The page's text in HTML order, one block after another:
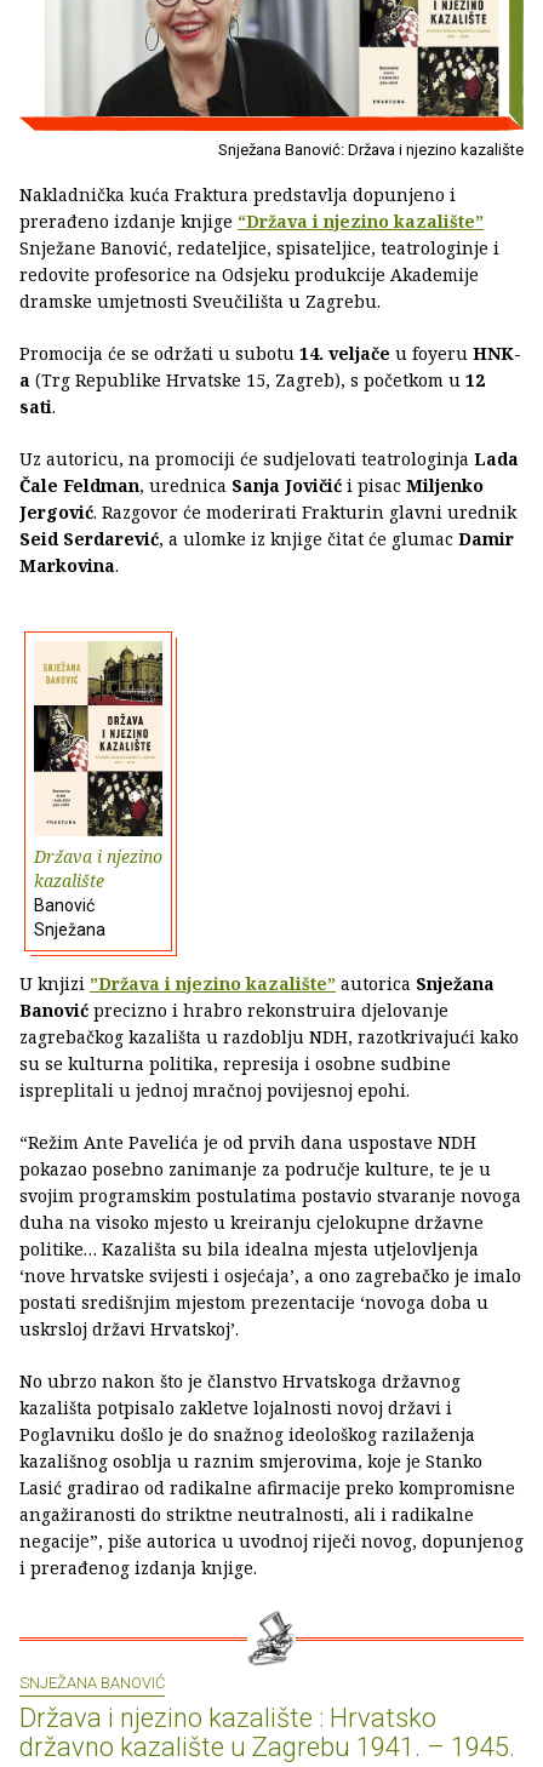
Snježana Banović: Država i njezino kazalište
Nakladnička kuća Fraktura predstavlja dopunjeno i
prerađeno izdanje knjige “Država i njezino kazalište”
Snježane Banović, redateljice, spisateljice, teatrologinje i
redovite profesorice na Odsjeku produkcije Akademije
dramske umjetnosti Sveučilišta u Zagrebu.
Promocija će se održati u subotu 14. veljače u foyeru HNK-
a (Trg Republike Hrvatske 15, Zagreb), s početkom u 12
sati.
Uz autoricu, na promociji će sudjelovati teatrologinja Lada
Čale Feldman, urednica Sanja Jovičić i pisac Miljenko
Jergović. Razgovor će moderirati Frakturin glavni urednik
Seid Serdarević, a ulomke iz knjige čitat će glumac Damir
Markovina.
Država i njezino
kazalište
Banović
Snježana
U knjizi ”Država i njezino kazalište” autorica Snježana
Banović precizno i hrabro rekonstruira djelovanje
zagrebačkog kazališta u razdoblju NDH, razotkrivajući kako
su se kulturna politika, represija i osobne sudbine
ispreplitali u jednoj mračnoj povijesnoj epohi.
“Režim Ante Pavelića je od prvih dana uspostave NDH
pokazao posebno zanimanje za područje kulture, te je u
svojim programskim postulatima postavio stvaranje novoga
duha na visoko mjesto u kreiranju cjelokupne državne
politike… Kazališta su bila idealna mjesta utjelovljenja
‘nove hrvatske svijesti i osjećaja’, a ono zagrebačko je imalo
postati središnjim mjestom prezentacije ‘novoga doba u
uskrsloj državi Hrvatskoj’.
No ubrzo nakon što je članstvo Hrvatskoga državnog
kazališta potpisalo zakletve lojalnosti novoj državi i
Poglavniku došlo je do snažnog ideološkog razilaženja
kazališnog osoblja u raznim smjerovima, koje je Stanko
Lasić gradirao od radikalne afirmacije preko kompromisne
angažiranosti do striktne neutralnosti, ali i radikalne
negacije”, piše autorica u uvodnoj riječi novog, dopunjenog
i prerađenog izdanja knjige.
SNJEŽANA BANOVIĆ
Država i njezino kazalište : Hrvatsko
državno kazalište u Zagrebu 1941. – 1945.